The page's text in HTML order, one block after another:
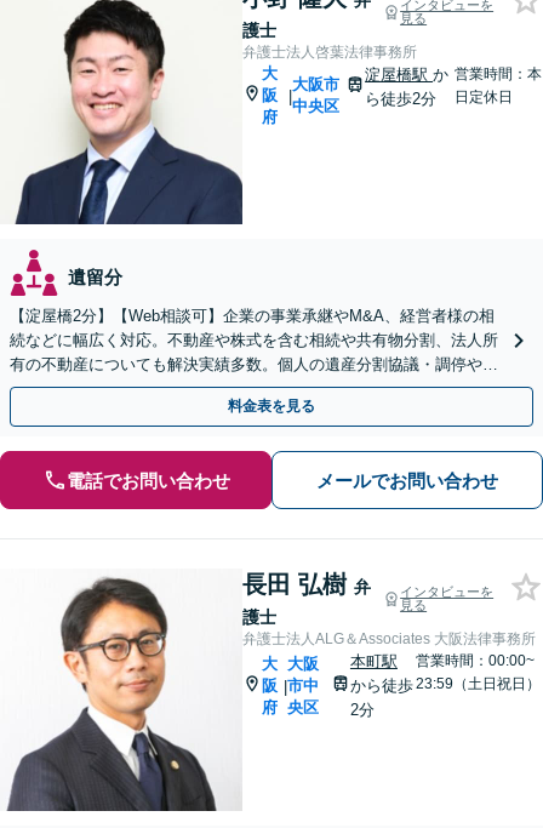
護士
インタビューを
見る
弁護士法人啓葉法律事務所
大
阪
府
|
大阪市
中央区
淀屋橋駅か
ら徒歩2分
営業時間：本
日定休日
遺留分
【淀屋橋2分】【Web相談可】企業の事業承継やM&A、経営者様の相
続などに幅広く対応。不動産や株式を含む相続や共有物分割、法人所
有の不動産についても解決実績多数。個人の遺産分割協議・調停や遺
留分侵害額請求のご相談もお任せください【土日祝可】
料金表を見る
電話でお問い合わせ メールでお問い合わせ
長田 弘樹 弁
護士
インタビューを
見る
弁護士法人ALG＆Associates 大阪法律事務所
大
阪
府
|
大阪
市中
央区
本町駅
から徒歩
2分
営業時間：00:00~
23:59（土日祝日）